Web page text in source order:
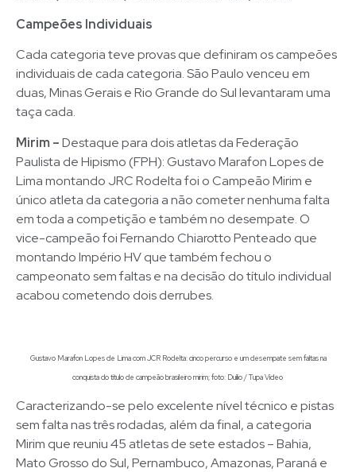
Campeões Individuais
Cada categoria teve provas que definiram os campeões
individuais de cada categoria. São Paulo venceu em
duas, Minas Gerais e Rio Grande do Sul levantaram uma
taça cada.
Mirim –Destaque para dois atletas da Federação
Paulista de Hipismo (FPH): Gustavo Marafon Lopes de
Lima montando JRC Rodelta foi o Campeão Mirim e
único atleta da categoria a não cometer nenhuma falta
em toda a competição e também no desempate. O
vice-campeão foi Fernando Chiarotto Penteado que
montando Império HV que também fechou o
campeonato sem faltas e na decisão do título individual
acabou cometendo dois derrubes.
Gustavo Marafon Lopes de Lima com JCR Rodelta: cinco percurso e um desempate sem faltas na
conquista do título de campeão brasileiro mirim; foto: Duílio / Tupa Vídeo
Caracterizando-se pelo excelente nível técnico e pistas
sem falta nas três rodadas, além da final, a categoria
Mirim que reuniu 45 atletas de sete estados – Bahia,
Mato Grosso do Sul, Pernambuco, Amazonas, Paraná e